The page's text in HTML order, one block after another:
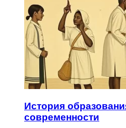
История
современности